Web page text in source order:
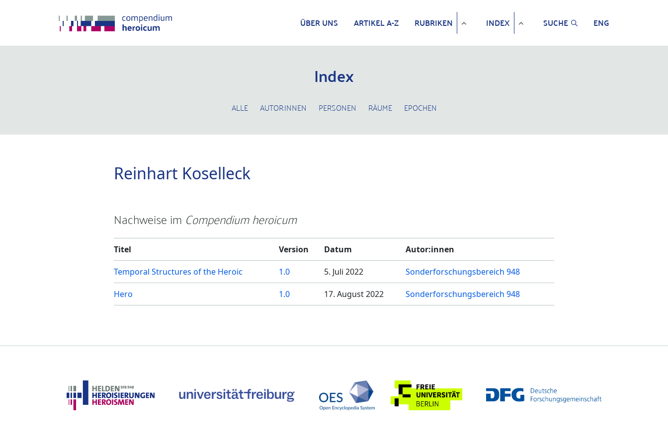
ÜBER UNS ARTIKEL A-Z RUBRIKEN INDEX SUCHE ENG
Index
ALLE AUTOR:INNEN PERSONEN RÄUME EPOCHEN
Reinhart Koselleck
Nachweise im Compendium heroicum
Titel Version Datum Autor:innen
Temporal Structures of the Heroic 1.0 5. Juli 2022 Sonderforschungsbereich 948
Hero 1.0 17. August 2022 Sonderforschungsbereich 948